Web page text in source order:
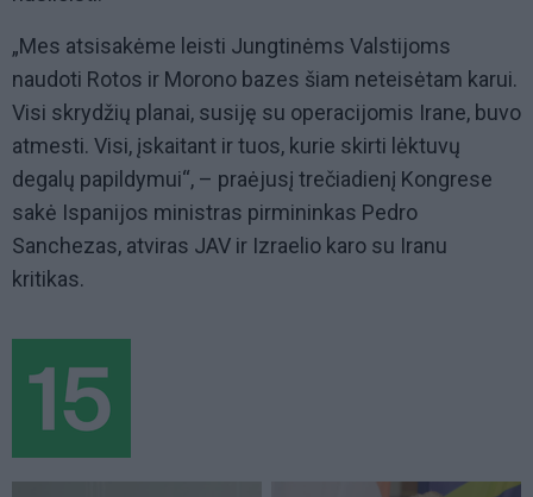
„Mes atsisakėme leisti Jungtinėms Valstijoms
naudoti Rotos ir Morono bazes šiam neteisėtam karui.
Visi skrydžių planai, susiję su operacijomis Irane, buvo
atmesti. Visi, įskaitant ir tuos, kurie skirti lėktuvų
degalų papildymui“, – praėjusį trečiadienį Kongrese
sakė Ispanijos ministras pirmininkas Pedro
Sanchezas, atviras JAV ir Izraelio karo su Iranu
kritikas.